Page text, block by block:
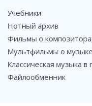
Учебники
Нотный архив
Фильмы о
Мультфильмы о музыке
Классическая музыка в
Файлообменник